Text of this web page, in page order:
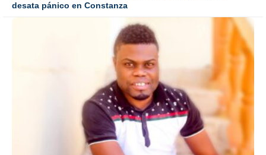
desata pánico en Constanza